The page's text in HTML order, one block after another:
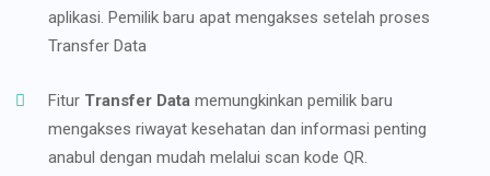
aplikasi. Pemilik baru apat mengakses setelah proses
Transfer Data
Fitur Transfer Data memungkinkan pemilik baru
mengakses riwayat kesehatan dan informasi penting
anabul dengan mudah melalui scan kode QR.